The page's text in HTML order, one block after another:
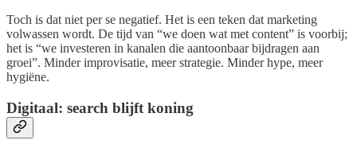
Toch is dat niet per se negatief. Het is een teken dat marketing
volwassen wordt. De tijd van “we doen wat met content” is voorbij;
het is “we investeren in kanalen die aantoonbaar bijdragen aan
groei”. Minder improvisatie, meer strategie. Minder hype, meer
hygiëne.
Digitaal: search blijft koning